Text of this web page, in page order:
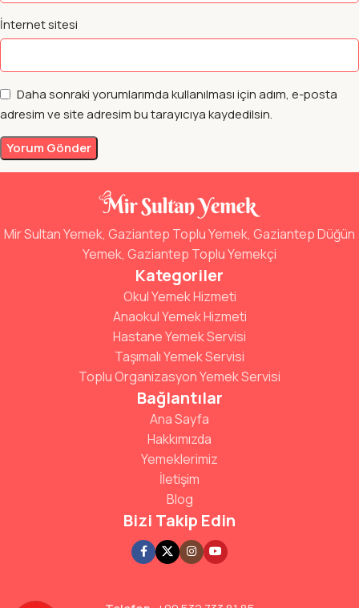
İnternet sitesi
Daha sonraki yorumlarımda kullanılması için adım, e-posta
adresim ve site adresim bu tarayıcıya kaydedilsin.
Mir Sultan Yemek, Gaziantep Toplu Yemek, Gaziantep Düğün
Yemek, Gaziantep Toplu Yemekçi
Kategoriler
Okul Yemek Hizmeti
Anaokul Yemek Hizmeti
Hastane Yemek Servisi
Taşımalı Yemek Servisi
Toplu Organizasyon Yemek Servisi
Bağlantılar
Ana Sayfa
Hakkımızda
Yemeklerimiz
İletişim
Blog
Bizi Takip Edin